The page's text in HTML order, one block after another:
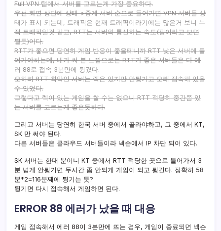
Full VPN 탭에서 서버를 고르는게 가장 중요하다.
우선 화면 상단에 상태->중계 서버 순으로 들어가면 VPN 서버들 상
태가 표시 되는데, 트래픽은 현재 트래픽이라기에는 많은거 보니 누
적 트래픽일것 같고, RTT는 서버와 통신하는 속도(핑이라고 보면
될듯)이다.
RTT가 좋으면 당연히 게임 반응이 좋을테니까 RTT 낮은 서버에 들
어가야하는데, 내가 써 본 느낌으로는 RTT가 좋은 서버들은 다 에
러 88로 접속 3분만에 튕겼다.
오히려 RTT 최악인 서버는 렉은 있지만 안튕기고 오래 접속해 있을
수 있었다.
그렇다고 렉이 있는 게임을 할 수는 없으니 RTT 적당히 중간쯤 있
는 서버를 고르는게 좋은듯하다.
그리고 서버는 당연히 한국 서버 중에서 골라야하고, 그 중에서 KT,
SK 만 써야 된다.
다른 서버들은 클라우드 서버들이라 넥슨에서 IP 차단 되어 있다.
SK 서버는 한대 뿐이니 KT 중에서 RTT 적당한 곳으로 들어가서 3
분 넘게 안튕기면 두시간 좀 안되게 게임이 되고 튕긴다. 정확히 58
분*2=116분째에 튕기는 듯?
튕기면 다시 접속해서 게임하면 된다.
ERROR 88 에러가 났을 때 대응
게임 접속해서 에러 88이 3분만에 뜨는 경우, 게임이 종료되면 넥슨